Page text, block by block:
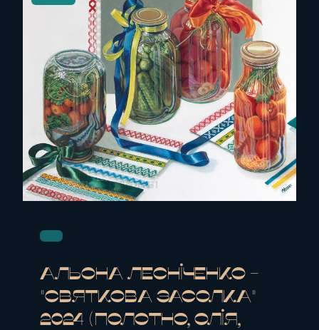
Альона Лесніченко -
"Святкова Засолка"
2024 (полотно, олія,